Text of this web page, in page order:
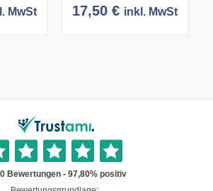
MwSt 17,50 € inkl. MwSt